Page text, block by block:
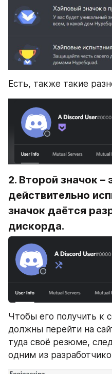
Есть, также такие
2. Второй значок –
действительно
значок даётся
дискорда.
Чтобы его получить к
должны перейти на
туда своё резюме,
одним из